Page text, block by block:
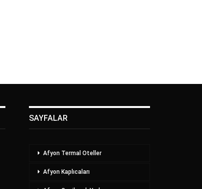
SAYFALAR
Afyon Termal Oteller
Afyon Kaplıcaları